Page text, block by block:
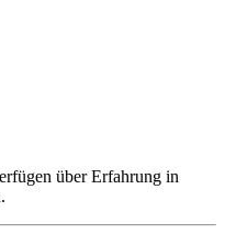
über Erfahrung in